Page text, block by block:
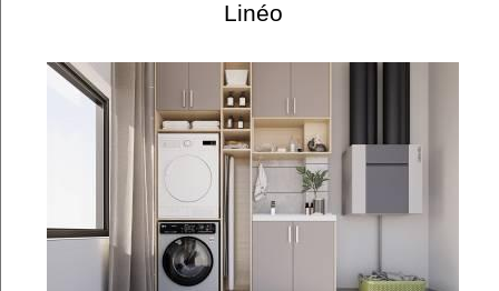
Linéo